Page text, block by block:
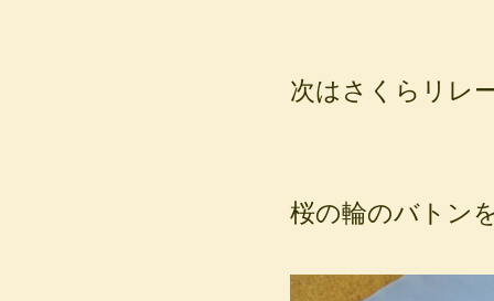
次はさくらリレ
桜の輪のバトン